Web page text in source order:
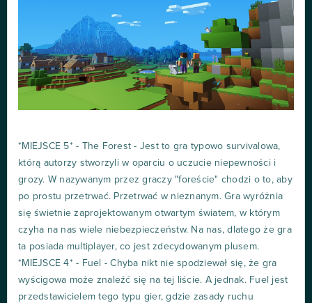
*MIEJSCE 5* - The Forest - Jest to gra typowo survivalowa,
którą autorzy stworzyli w oparciu o uczucie niepewności i
grozy. W nazywanym przez graczy "foreście" chodzi o to, aby
po prostu przetrwać. Przetrwać w nieznanym. Gra wyróżnia
się świetnie zaprojektowanym otwartym światem, w którym
czyha na nas wiele niebezpieczeństw. Na nas, dlatego że gra
ta posiada multiplayer, co jest zdecydowanym plusem.
*MIEJSCE 4* - Fuel - Chyba nikt nie spodziewał się, że gra
wyścigowa może znaleźć się na tej liście. A jednak. Fuel jest
przedstawicielem tego typu gier, gdzie zasady ruchu